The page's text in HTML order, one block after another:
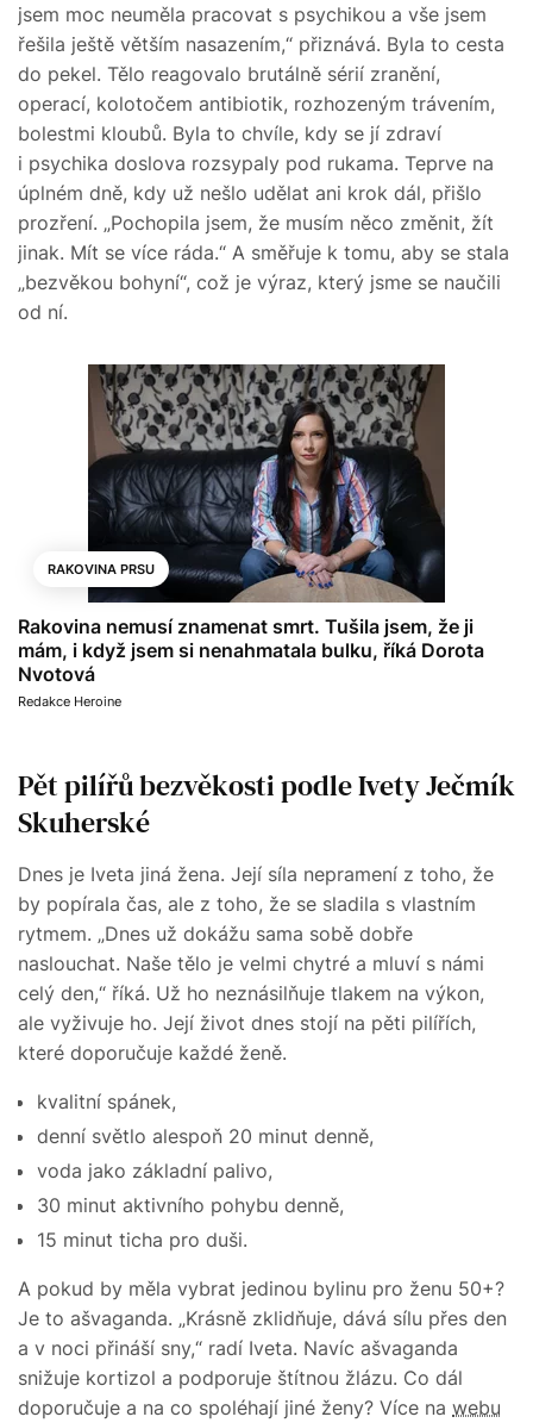
jsem moc neuměla pracovat s psychikou a vše jsem
řešila ještě větším nasazením,“ přiznává. Byla to cesta
do pekel. Tělo reagovalo brutálně sérií zranění,
operací, kolotočem antibiotik, rozhozeným trávením,
bolestmi kloubů. Byla to chvíle, kdy se jí zdraví
i psychika doslova rozsypaly pod rukama. Teprve na
úplném dně, kdy už nešlo udělat ani krok dál, přišlo
prozření. „Pochopila jsem, že musím něco změnit, žít
jinak. Mít se více ráda.“ A směřuje k tomu, aby se stala
„bezvěkou bohyní“, což je výraz, který jsme se naučili
od ní.
RAKOVINA PRSU
Rakovina nemusí znamenat smrt. Tušila jsem, že ji
mám, i když jsem si nenahmatala bulku, říká Dorota
Nvotová
Redakce Heroine
Pět pilířů bezvěkosti podle Ivety Ječmík
Skuherské
Dnes je Iveta jiná žena. Její síla nepramení z toho, že
by popírala čas, ale z toho, že se sladila s vlastním
rytmem. „Dnes už dokážu sama sobě dobře
naslouchat. Naše tělo je velmi chytré a mluví s námi
celý den,“ říká. Už ho neznásilňuje tlakem na výkon,
ale vyživuje ho. Její život dnes stojí na pěti pilířích,
které doporučuje každé ženě.
kvalitní spánek,
denní světlo alespoň 20 minut denně,
voda jako základní palivo,
30 minut aktivního pohybu denně,
15 minut ticha pro duši.
A pokud by měla vybrat jedinou bylinu pro ženu 50+?
Je to ašvaganda. „Krásně zklidňuje, dává sílu přes den
a v noci přináší sny,“ radí Iveta. Navíc ašvaganda
snižuje kortizol a podporuje štítnou žlázu. Co dál
doporučuje a na co spoléhají jiné ženy? Více na webu